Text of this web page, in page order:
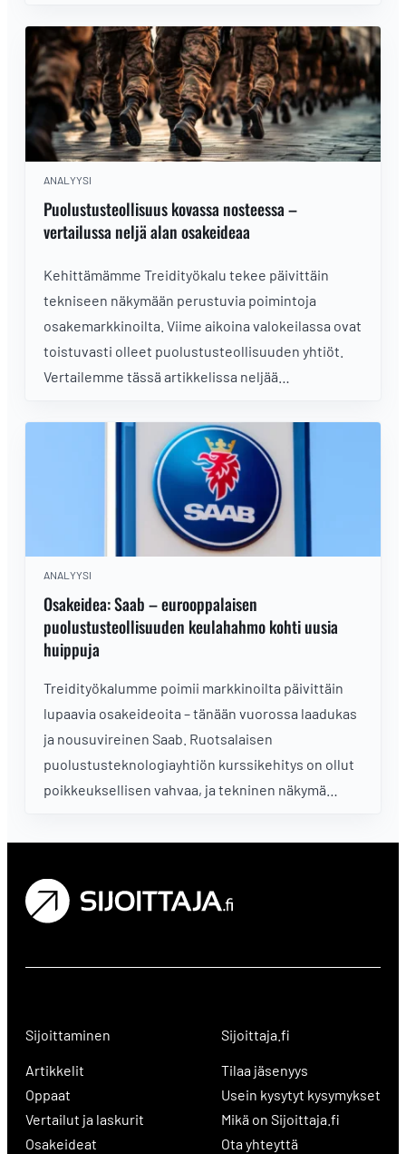
ANALYYSI
Puolustusteollisuus kovassa nosteessa –
vertailussa neljä alan osakeideaa
Kehittämämme Treidityökalu tekee päivittäin
tekniseen näkymään perustuvia poimintoja
osakemarkkinoilta. Viime aikoina valokeilassa ovat
toistuvasti olleet puolustusteollisuuden yhtiöt.
Vertailemme tässä artikkelissa neljää
Corp sekä MTU Aero Engines, ja tarkastelemme
osakkeita sijoituksina nykytilanteessa.
ANALYYSI
Osakeidea: Saab – eurooppalaisen
puolustusteollisuuden keulahahmo kohti uusia
huippuja
Treidityökalumme poimii markkinoilta päivittäin
lupaavia osakeideoita – tänään vuorossa laadukas
ja nousuvireinen Saab. Ruotsalaisen
puolustusteknologiayhtiön kurssikehitys on ollut
poikkeuksellisen vahvaa, ja tekninen näkymä
korkealla, ja sijoittajien kiinnostus yhtiötä kohtaan
Sijoittaminen
Artikkelit
Oppaat
Vertailut ja laskurit
Osakeideat
Sijoittaja.fi
Tilaa jäsenyys
Usein kysytyt kysymykset
Mikä on Sijoittaja.fi
Ota yhteyttä